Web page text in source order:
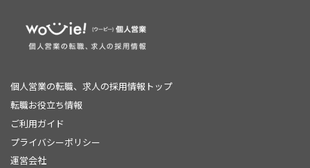
個人営業の転職、求人の採用情報トップ
転職お役立ち情報
ご利用ガイド
プライバシーポリシー
運営会社